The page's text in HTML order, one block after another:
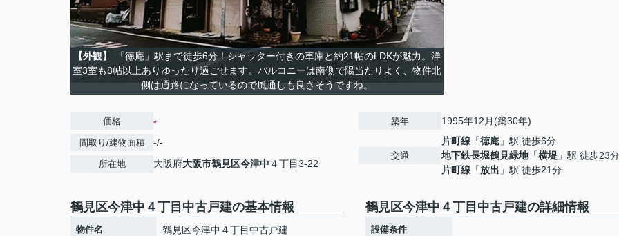
【外観】
「徳庵」駅まで徒歩6分！シャッター付きの車庫と約21帖のLDKが魅力。洋
室3室も8帖以上ありゆったり過ごせます。バルコニーは南側で陽当たりよく、物件北
側は通路になっているので風通しも良さそうですね。
価格 -
間取り/建物面積 -/-
所在地 大阪府大阪市鶴見区今津中 ４丁目3-22
築年 1995年12月(築30年)
交通
片町線 「徳庵 」駅 徒歩6分
地下鉄長堀鶴見緑地「横堤 」駅 徒歩23分
片町線 「放出 」駅 徒歩21分
鶴見区今津中４丁目中古戸建の基本情報
物件名 鶴見区今津中４丁目中古戸建
鶴見区今津中４丁目中古戸建の詳細情報
設備条件